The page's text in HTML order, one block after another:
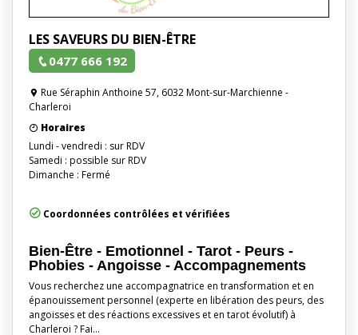
LES SAVEURS DU BIEN-ÊTRE
0477 666 192
Rue Séraphin Anthoine 57, 6032 Mont-sur-Marchienne -
Charleroi
Horaires
Lundi - vendredi : sur RDV
Samedi : possible sur RDV
Dimanche : Fermé
Coordonnées contrôlées et vérifiées
Bien-Être - Emotionnel - Tarot - Peurs -
Phobies - Angoisse - Accompagnements
Vous recherchez une accompagnatrice en transformation et en
épanouissement personnel (experte en libération des peurs, des
angoisses et des réactions excessives et en tarot évolutif) à
Charleroi ? Fai…